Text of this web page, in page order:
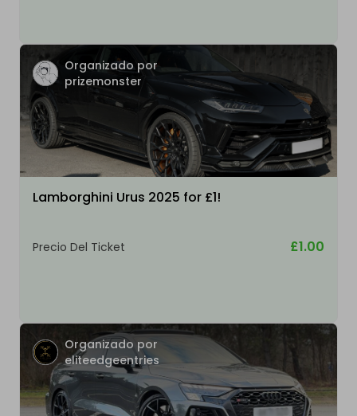
Organizado por
prizemonster
Lamborghini Urus 2025 for £1!
Precio Del Ticket £1.00
Organizado por
eliteedgeentries